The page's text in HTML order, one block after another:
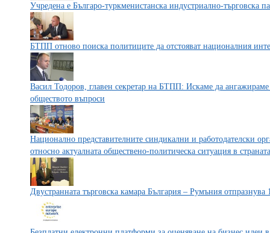
Учредена е Българо-туркменистанска индустриално-търговска
БТПП отново поиска политиците да отстояват националния
Васил Тодоров, главен секретар на БТПП: Искаме да
обществото въпроси
Национално представителните синдикални и работодателски
относно актуалната обществено-политическа ситуация в страната
Двустранната търговска камара България – Румъния отпразнува